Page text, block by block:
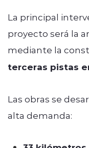
La principal
proyecto será la
mediante la
terceras pistas
Las obras se
alta demanda: